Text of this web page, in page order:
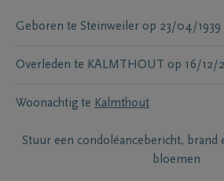
Geboren te Steinweiler op 23/04/1939
Overleden te KALMTHOUT op 16/12/
Woonachtig te Kalmthout
Stuur een condoléancebericht, brand
bloemen